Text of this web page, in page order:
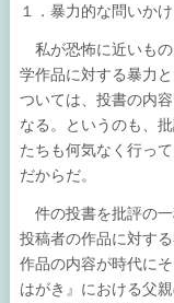
１．暴力的な問いかけ
私が恐怖に近いもの
学作品に対する暴力
ついては、投書の内
なる。というのも、
たちも何気なく行っ
だからだ。
件の投書を批評の一
投稿者の作品に対す
作品の内容が時代に
はがき』における父